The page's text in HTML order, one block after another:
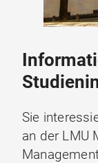
Sie
an der LMU